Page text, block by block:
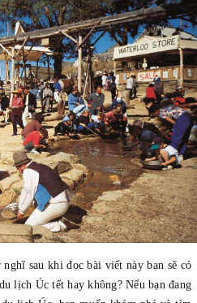
sau khi đọc bài viết này bạn sẽ có
lịch Úc tết hay không? Nếu bạn đang